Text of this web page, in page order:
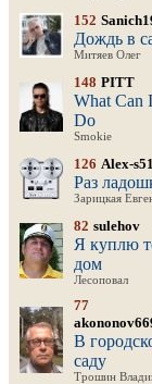
152
Дождь в
Митяев Олег
148 PITT
What Can I
Do
Smokie
126 Alex-s51
Раз
Зарицкая
82 sulehov
Я куплю
дом
Лесоповал
77
В
саду
Трошин